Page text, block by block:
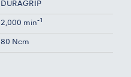
DURAGRIP
2,000 min-1
80 Ncm